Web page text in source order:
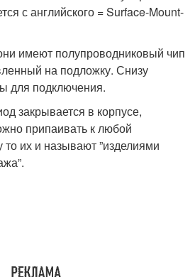
с английского = Surface-Mount-
имеют полупроводниковый чип
на подложку. Снизу
для подключения.
закрывается в корпусе,
припаивать к любой
их и называют ”изделиями